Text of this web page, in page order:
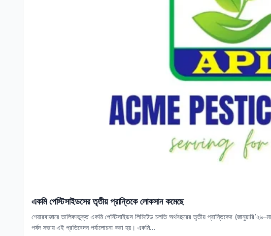
একমি পেস্টিসাইডসের তৃতীয় প্রান্তিকে লোকসান কমেছে
শেয়ারবাজারে তালিকাভুক্ত একমি পেস্টিসাইডস লিমিটেড চলতি অর্থবছরের তৃতীয় প্রান্তিকের
পর্ষদ সভায় এই প্রতিবেদন পর্যালোচনা করা হয়। একমি…